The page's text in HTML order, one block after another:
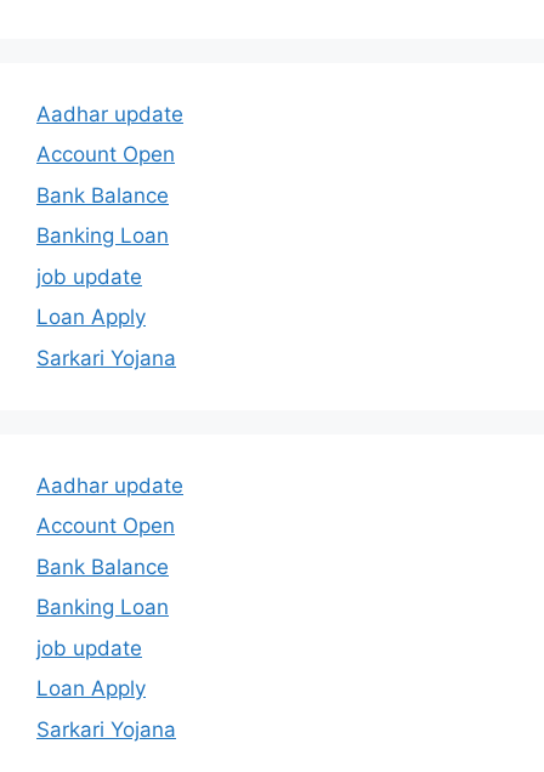
Aadhar update
Account Open
Bank Balance
Banking Loan
job update
Loan Apply
Sarkari Yojana
Aadhar update
Account Open
Bank Balance
Banking Loan
job update
Loan Apply
Sarkari Yojana